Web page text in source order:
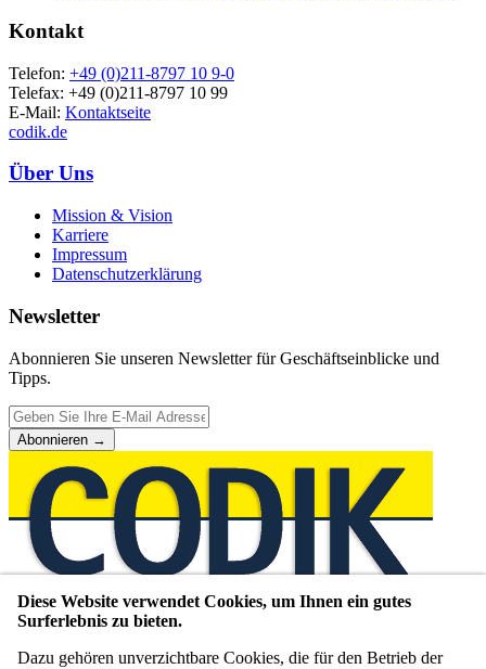
Diese Website verwendet Cookies, um Ihnen ein gutes
Surferlebnis zu bieten.
Dazu gehören unverzichtbare Cookies, die für den Betrieb der
Kontakt
Telefon: +49 (0)211-8797 10 9-0
Telefax: +49 (0)211-8797 10 99
E-Mail: Kontaktseite
codik.de
Über Uns
Mission & Vision
Karriere
Impressum
Datenschutzerklärung
Newsletter
Abonnieren Sie unseren Newsletter für Geschäftseinblicke und
Tipps.
Abonnieren →
Unternehmensberatung seit 1980
WIR VERMITTELN,